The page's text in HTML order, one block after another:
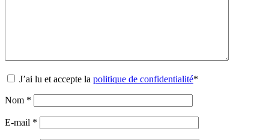
J’ai lu et accepte la politique de confidentialité*
Nom *
E-mail *